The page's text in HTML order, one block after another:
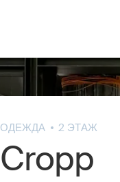
ОДЕЖДА 2 ЭТАЖ
Cropp